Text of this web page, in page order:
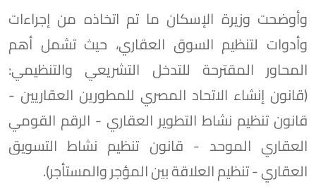
وأوضحت وزيرة الإسكان ما تم اتخاذه من إجراءات
وأدوات لتنظيم السوق العقاري، حيث تشمل أهم
المحاور المقترحة للتدخل التشريعي والتنظيمي:
(قانون إنشاء الاتحاد المصري للمطورين العقاريين -
قانون تنظيم نشاط التطوير العقاري - الرقم القومي
العقاري الموحد - قانون تنظيم نشاط التسويق
العقاري - تنظيم العلاقة بين المؤجر والمستأجر).